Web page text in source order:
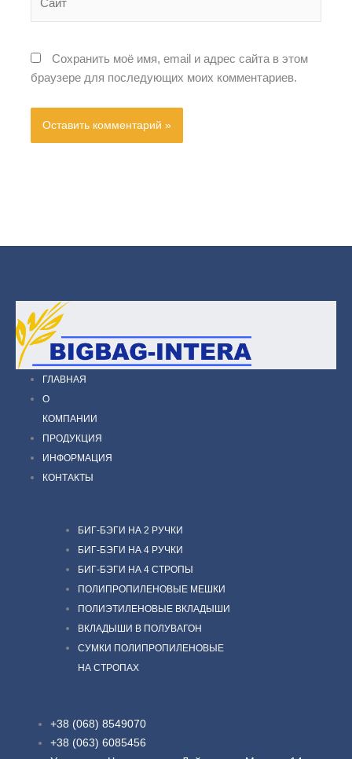
Сохранить моё имя, email и адрес сайта в этом
браузере для последующих моих комментариев.
ГЛАВНАЯ
О
КОМПАНИИ
ПРОДУКЦИЯ
ИНФОРМАЦИЯ
КОНТАКТЫ
БИГ-БЭГИ НА 2 РУЧКИ
БИГ-БЭГИ НА 4 РУЧКИ
БИГ-БЭГИ НА 4 СТРОПЫ
ПОЛИПРОПИЛЕНОВЫЕ МЕШКИ
ПОЛИЭТИЛЕНОВЫЕ ВКЛАДЫШИ
ВКЛАДЫШИ В ПОЛУВАГОН
СУМКИ ПОЛИПРОПИЛЕНОВЫЕ
НА СТРОПАХ
+38 (068) 8549070
+38 (063) 6085456